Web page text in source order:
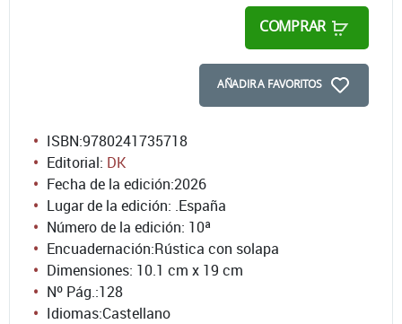
COMPRAR
AÑADIR A FAVORITOS
ISBN:9780241735718
Editorial: DK
Fecha de la edición:2026
Lugar de la edición: .España
Número de la edición: 10ª
Encuadernación:Rústica con solapa
Dimensiones: 10.1 cm x 19 cm
Nº Pág.:128
Idiomas:Castellano